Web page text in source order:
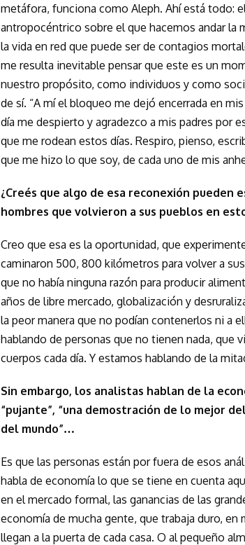
metáfora, funciona como Aleph. Ahí está todo:
antropocéntrico sobre el que hacemos andar la
la vida en red que puede ser de contagios
me resulta inevitable pensar que este es un
nuestro propósito, como individuos y como
de sí. “A mí el bloqueo me dejó encerrada en
día me despierto y agradezco a mis padres por
que me rodean estos días. Respiro, pienso,
que me hizo lo que soy, de cada uno de mis
¿Creés que algo de esa reconexión pueden
hombres que volvieron a sus pueblos en
Creo que esa es la oportunidad, que
caminaron 500, 800 kilómetros para volver a
que no había ninguna razón para producir
años de libre mercado, globalización y
la peor manera que no podían contenerlos ni a
hablando de personas que no tienen nada, que
cuerpos cada día. Y estamos hablando de la
Sin embargo, los analistas hablan de la
“pujante”, “una demostración de lo mejor
del mundo”…
Es que las personas están por fuera de esos
habla de economía lo que se tiene en cuenta
en el mercado formal, las ganancias de las
economía de mucha gente, que trabaja duro,
llegan a la puerta de cada casa. O al pequeño